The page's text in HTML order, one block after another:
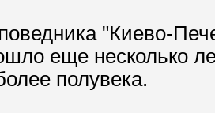
"Киево-
еще несколько
полувека.